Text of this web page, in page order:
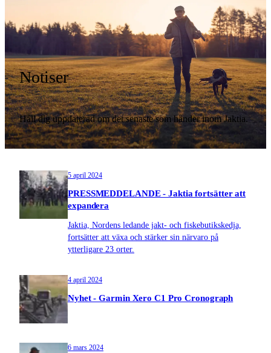
Notiser
Håll dig uppdaterad om det senaste som händer inom Jaktia.
PRESSMEDDELANDE - Jaktia fortsätter att
expandera
Jaktia, Nordens ledande jakt- och fiskebutikskedja,
fortsätter att växa och stärker sin närvaro på
ytterligare 23 orter.
5 april 2024
Nyhet - Garmin Xero C1 Pro Cronograph
4 april 2024
6 mars 2024